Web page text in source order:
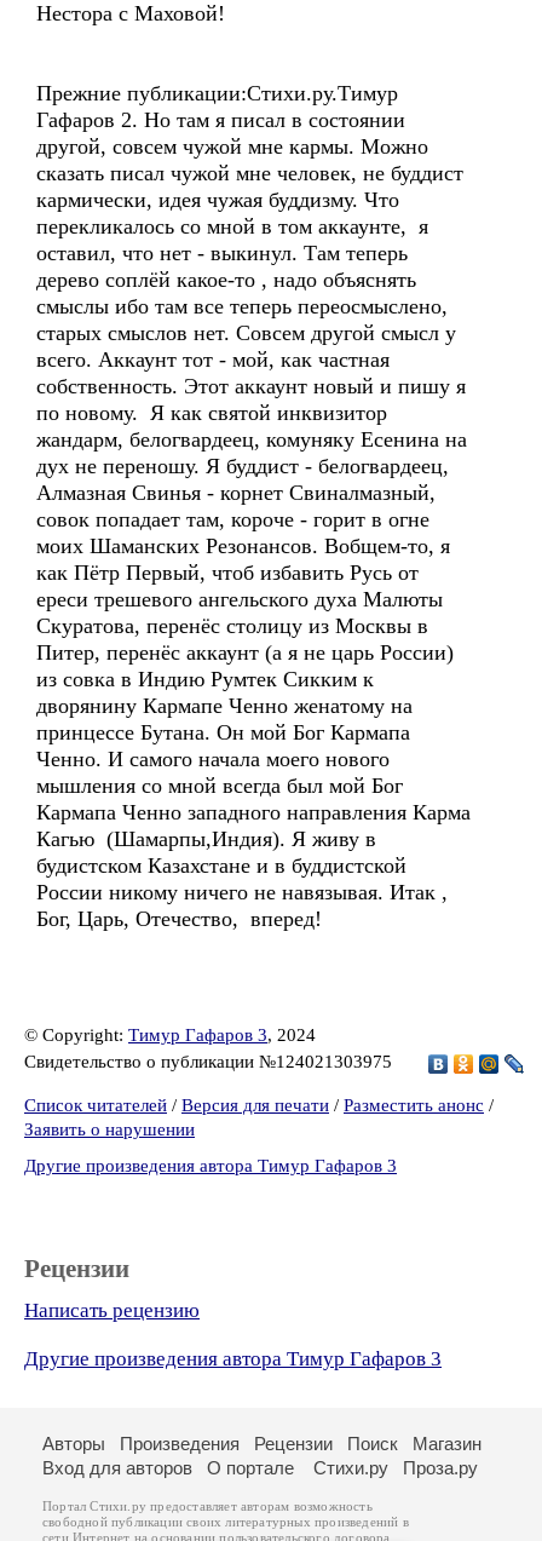
Нестора с Маховой!
Прежние публикации:Стихи.ру.Тимур
Гафаров 2. Но там я писал в состоянии
другой, совсем чужой мне кармы. Можно
сказать писал чужой мне человек, не буддист
кармически, идея чужая буддизму. Что
перекликалось со мной в том аккаунте, я
оставил, что нет - выкинул. Там теперь
дерево соплёй какое-то , надо объяснять
смыслы ибо там все теперь переосмыслено,
старых смыслов нет. Совсем другой смысл у
всего. Аккаунт тот - мой, как частная
собственность. Этот аккаунт новый и пишу я
по новому. Я как святой инквизитор
жандарм, белогвардеец, комуняку Есенина на
дух не переношу. Я буддист - белогвардеец,
Алмазная Свинья - корнет Свиналмазный,
совок попадает там, короче - горит в огне
моих Шаманских Резонансов. Вобщем-то, я
как Пётр Первый, чтоб избавить Русь от
ереси трешевого ангельского духа Малюты
Скуратова, перенёс столицу из Москвы в
Питер, перенёс аккаунт (а я не царь России)
из совка в Индию Румтек Сикким к
дворянину Кармапе Ченно женатому на
принцессе Бутана. Он мой Бог Кармапа
Ченно. И самого начала моего нового
мышления со мной всегда был мой Бог
Кармапа Ченно западного направления Карма
Кагью (Шамарпы,Индия). Я живу в
будистском Казахстане и в буддистской
России никому ничего не навязывая. Итак ,
Бог, Царь, Отечество, вперед!
© Copyright: Тимур Гафаров 3, 2024
Свидетельство о публикации №124021303975
Список читателей / Версия для печати / Разместить анонс /
Заявить о нарушении
Другие произведения автора Тимур Гафаров 3
Рецензии
Написать рецензию
Другие произведения автора Тимур Гафаров 3
Авторы Произведения Рецензии Поиск
Магазин
Вход для авторов
О портале Стихи.ру Проза.ру
Портал Стихи.ру предоставляет авторам возможность
свободной публикации своих литературных произведений в
сети Интернет на основаниипользовательского договора